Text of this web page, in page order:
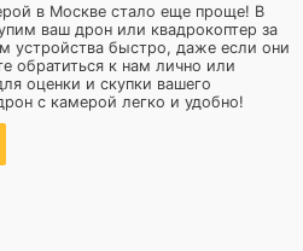
в Москве стало еще проще! В
ваш дрон или квадрокоптер за
устройства быстро, даже если они
обратиться к нам лично или
оценки и скупки вашего
с камерой легко и удобно!